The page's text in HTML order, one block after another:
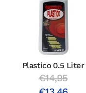
Plastico 0.5 Liter
€14,95